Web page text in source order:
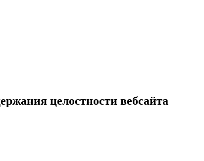
целостности вебсайта